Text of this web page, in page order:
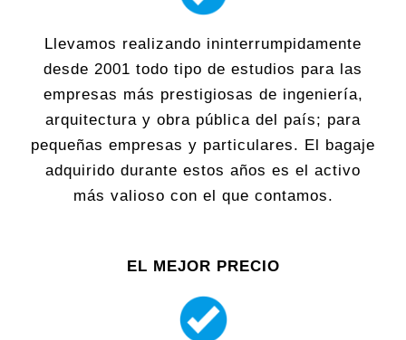
Llevamos realizando ininterrumpidamente
desde 2001 todo tipo de estudios para las
empresas más prestigiosas de ingeniería,
arquitectura y obra pública del país; para
pequeñas empresas y particulares. El bagaje
adquirido durante estos años es el activo
más valioso con el que contamos.
EL MEJOR PRECIO